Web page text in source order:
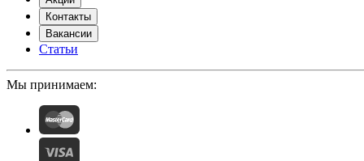
Контакты
Вакансии
Статьи
Мы принимаем: